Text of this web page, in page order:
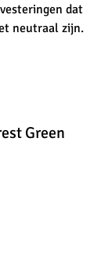
dat
neutraal zijn.
Green